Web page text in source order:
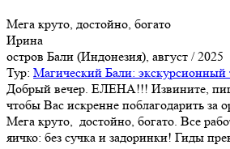
Мега круто, достойно, богато
Ирина
остров Бали (Индонезия), август / 2025
Тур: Магический Бали: экскурсионный
Добрый вечер. ЕЛЕНА!!! Извините,
чтобы Вас искренне поблагодарить за
Мега круто, достойно, богато. Все
яичко: без сучка и задоринки! Гиды